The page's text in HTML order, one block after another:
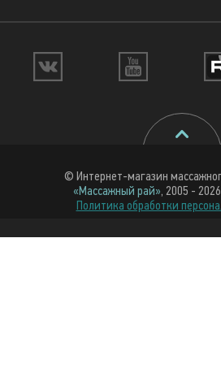
© Интернет-магазин
«Массажный рай», 2005 -
Политика обработки